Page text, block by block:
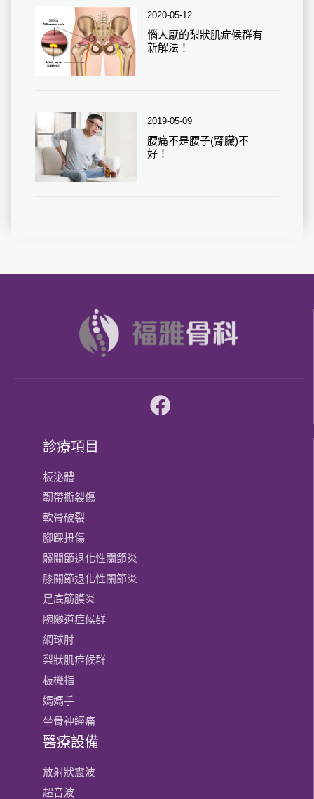
2020-05-12
惱人厭的梨狀肌症候群有
新解法！
2019-05-09
腰痛不是腰子(腎臟)不
好！
診療項目
板泌體
韌帶撕裂傷
軟骨破裂
腳踝扭傷
髖關節退化性關節炎
膝關節​退化性關節炎
足底筋膜炎
腕隧道症候群
網球肘
梨狀肌症候群
板機指
媽媽手
坐骨神經痛
醫療設備
放射狀震波
超音波